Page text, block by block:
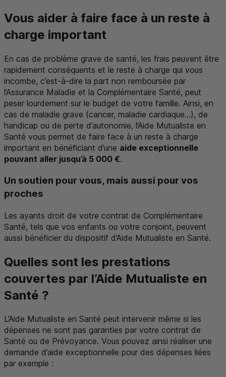
Vous aider à faire face à un reste à
charge important
En cas de problème grave de santé, les frais peuvent être
rapidement conséquents et le reste à charge qui vous
incombe, c’est-à-dire la part non remboursée par
l’Assurance Maladie et la Complémentaire Santé, peut
peser lourdement sur le budget de votre famille. Ainsi, en
cas de maladie grave (cancer, maladie cardiaque...), de
handicap ou de perte d’autonomie, l’Aide Mutualiste en
Santé vous permet de faire face à un reste à charge
important en bénéficiant d’une aide exceptionnelle
pouvant aller jusqu’à 5 000 €.
Un soutien pour vous, mais aussi pour vos
proches
Les ayants droit de votre contrat de Complémentaire
Santé, tels que vos enfants ou votre conjoint, peuvent
aussi bénéficier du dispositif d’Aide Mutualiste en Santé.
Quelles sont les prestations
couvertes par l’Aide Mutualiste en
Santé ?
L’Aide Mutualiste en Santé peut intervenir même si les
dépenses ne sont pas garanties par votre contrat de
Santé ou de Prévoyance. Vous pouvez ainsi réaliser une
demande d’aide exceptionnelle pour des dépenses liées
par exemple :